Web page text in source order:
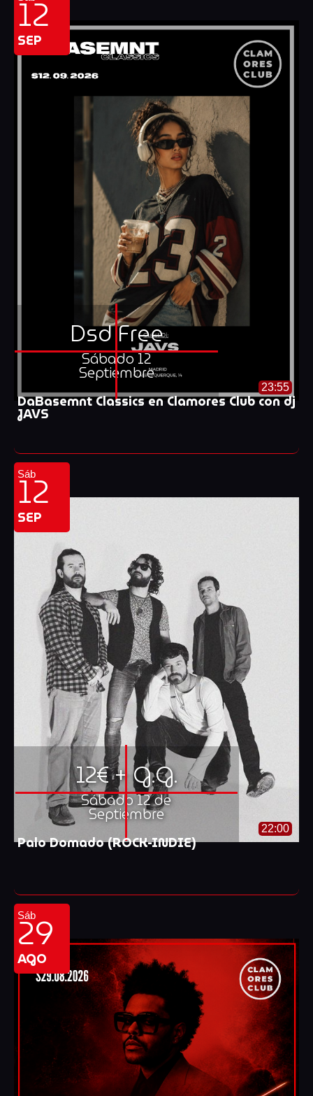
12
SEP
Dsd Free
Sábado 12
Septiembre
23:55
DaBasemnt Classics en Clamores Club con dj
JAVS
Sáb
12
SEP
12€ + G.G.
Sábado 12 de
Septiembre
22:00
Palo Domado (ROCK-INDIE)
Sáb
29
AGO